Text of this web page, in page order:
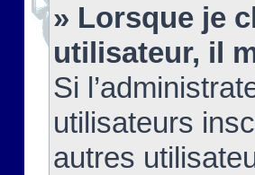
» Lorsque je
utilisateur, il
Si
utilisateurs
autres